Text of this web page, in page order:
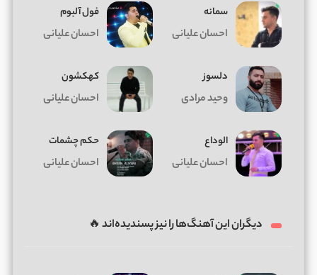
سمانه
احسان علیانی
فول آلبوم
احسان علیانی
دلسوز
وحید مرادی
کهکشون
احسان علیانی
الوداع
احسان علیانی
حکم چشمات
احسان علیانی
دیگران این آهنگ‌ها را نیز پسندیده‌اند 🔥